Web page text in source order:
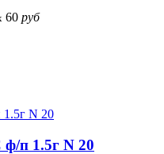
60 руб
п 1.5г N 20